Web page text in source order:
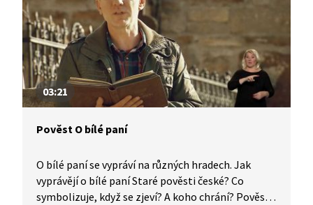
03:21
Pověst O bílé paní
O bílé paní se vypráví na různých hradech. Jak
vyprávějí o bílé paní Staré pověsti české? Co
symbolizuje, když se zjeví? A koho chrání? Pověst